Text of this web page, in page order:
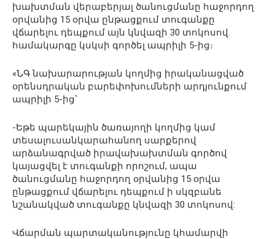
խախտման վերաբերյալ ծանուցմանը հաջորդող
օրվանից 15 օրվա ընթացքում տուգանքը
վճարելու դեպքում այն կնվազի 30 տոկոսով․
համակարգը կսկսի գործել ապրիլի 5-ից։
«ՆԳ նախարարության կողմից իրականացված
օրենսդրական բարեփոխումների արդյունքում
ապրիլի 5-ից՝
-Եթե պարեկային ծառայողի կողմից կամ
տեսալուսանկարահանող սարքերով
արձանագրված իրավախախտման գործով
կայացվել է տուգանքի որոշում, ապա
ծանուցմանը հաջորդող օրվանից 15 օրվա
ընթացքում վճարելու դեպքում ի սկզբանե
նշանակված տուգանքը կնվազի 30 տոկոսով:
Վճարման պարտականությունը կհամարվի